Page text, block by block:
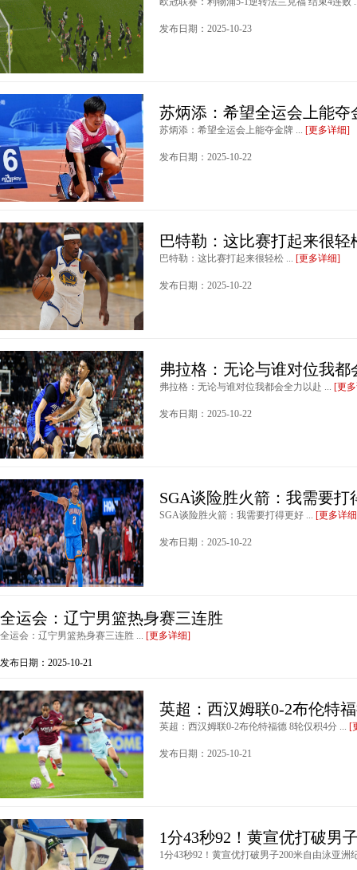
发布日期：2025-10-23
苏炳添：希望全运会上能夺
苏炳添：希望全运会上能夺金牌 ... [更多详细]
发布日期：2025-10-22
巴特勒：这比赛打起来很轻
巴特勒：这比赛打起来很轻松 ... [更多详细]
发布日期：2025-10-22
弗拉格：无论与谁对位我都
弗拉格：无论与谁对位我都会全力以赴 ... [更
发布日期：2025-10-22
SGA谈险胜火箭：我需要打
SGA谈险胜火箭：我需要打得更好 ... [更多详
发布日期：2025-10-22
全运会：辽宁男篮热身赛三连胜
全运会：辽宁男篮热身赛三连胜 ... [更多详细]
发布日期：2025-10-21
英超：西汉姆联0-2布伦特
英超：西汉姆联0-2布伦特福德 8轮仅积4分 ... [
发布日期：2025-10-21
1分43秒92！黄宣优打破男
1分43秒92！黄宣优打破男子200米自由泳亚洲